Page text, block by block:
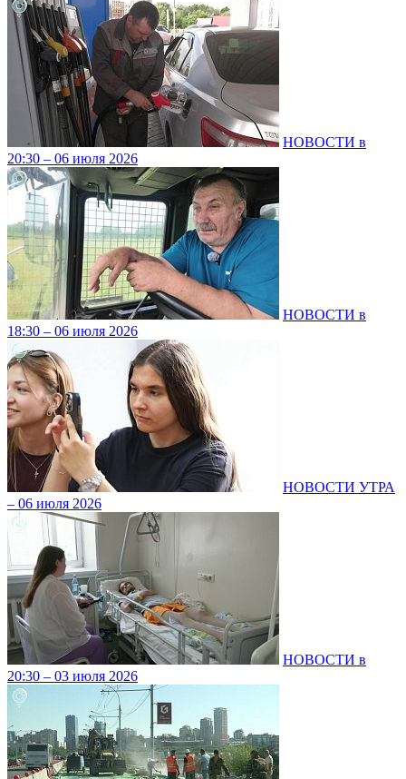
НОВОСТИ в
20:30 – 06 июля 2026
НОВОСТИ в
18:30 – 06 июля 2026
НОВОСТИ УТРА
– 06 июля 2026
НОВОСТИ в
20:30 – 03 июля 2026